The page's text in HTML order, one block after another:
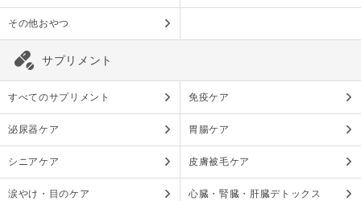
その他おやつ
サプリメント
すべてのサプリメント 免疫ケア
泌尿器ケア 胃腸ケア
シニアケア 皮膚被毛ケア
涙やけ・目のケア 心臓・腎臓・肝臓デトックス